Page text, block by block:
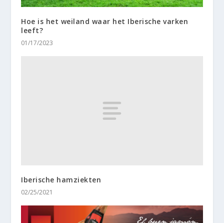
Hoe is het weiland waar het Iberische varken
leeft?
01/17/2023
Iberische hamziekten
02/25/2021